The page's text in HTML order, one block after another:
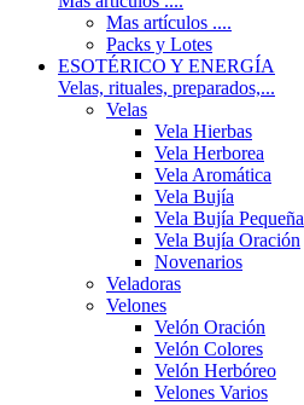
Mas artículos ....
Packs y Lotes
ESOTÉRICO Y ENERGÍA
Velas, rituales, preparados,...
Velas
Vela Hierbas
Vela Herborea
Vela Aromática
Vela Bujía
Vela Bujía Pequeña
Vela Bujía Oración
Novenarios
Veladoras
Velones
Velón Oración
Velón Colores
Velón Herbóreo
Velones Varios